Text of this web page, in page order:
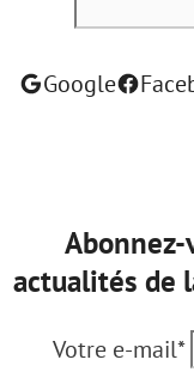
Google
actualités de
Votre e-mail*